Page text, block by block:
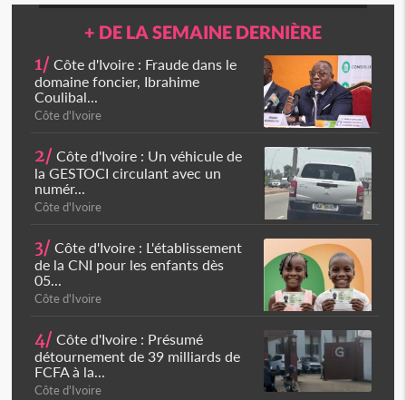
+ DE LA SEMAINE DERNIÈRE
1/ Côte d'Ivoire : Fraude dans le
domaine foncier, Ibrahime
Coulibal...
Côte d'Ivoire
2/ Côte d'Ivoire : Un véhicule de
la GESTOCI circulant avec un
numér...
Côte d'Ivoire
3/ Côte d'Ivoire : L'établissement
de la CNI pour les enfants dès
05...
Côte d'Ivoire
4/ Côte d'Ivoire : Présumé
détournement de 39 milliards de
FCFA à la...
Côte d'Ivoire